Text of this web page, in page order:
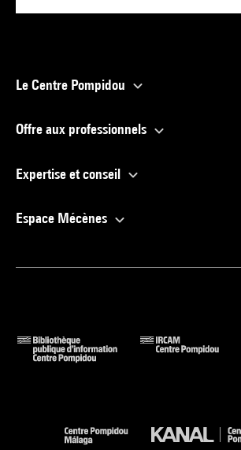
Le Centre Pompidou
Offre aux professionnels
Expertise et conseil
Espace Mécènes